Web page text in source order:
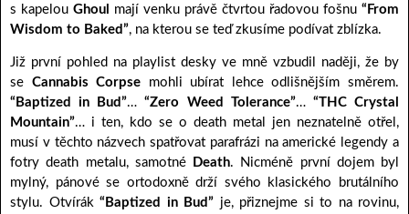
s kapelou Ghoul mají venku právě čtvrtou řadovou fošnu “From
Wisdom to Baked”, na kterou se teď zkusíme podívat zblízka.
Již první pohled na playlist desky ve mně vzbudil naději, že by
se Cannabis Corpse mohli ubírat lehce odlišnějším směrem.
“Baptized in Bud”…“Zero Weed Tolerance”… “THC Crystal
Mountain”… i ten, kdo se o death metal jen neznatelně otřel,
musí v těchto názvech spatřovat parafrázi na americké legendy a
fotry death metalu, samotné
Death. Nicméně první dojem byl
mylný, pánové se ortodoxně drží svého klasického brutálního
stylu. Otvírák “Baptized in Bud” je, přiznejme si to na rovinu,